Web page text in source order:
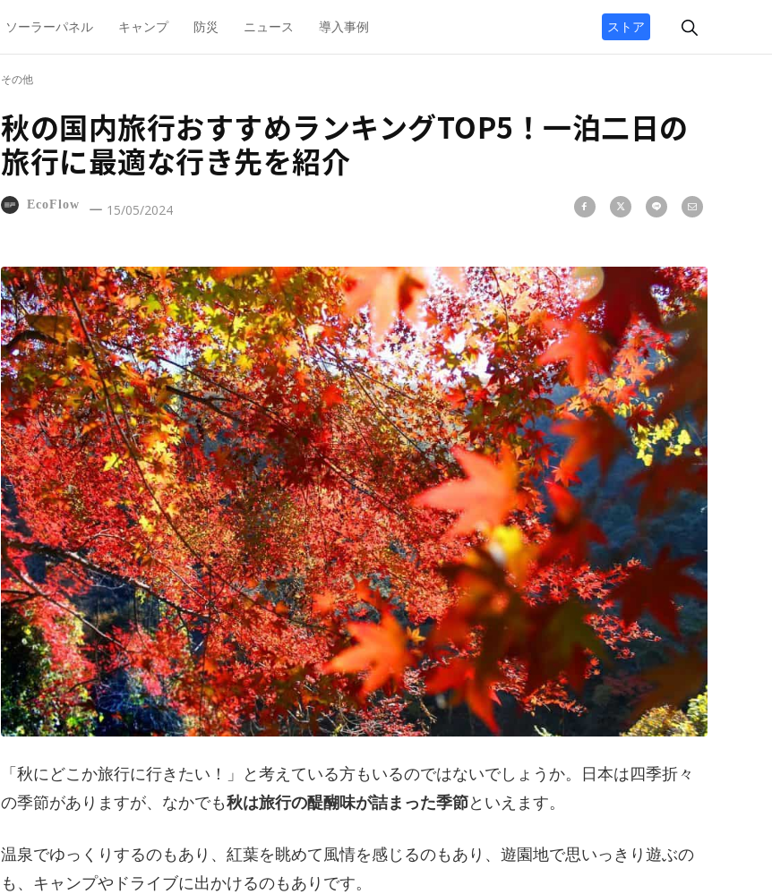
ソーラーパネル キャンプ 防災 ニュース 導入事例 ストア
その他
秋の国内旅行おすすめランキングTOP5！一泊二日の
旅行に最適な行き先を紹介
EcoFlow 15/05/2024
「秋にどこか旅行に行きたい！」と考えている方もいるのではないでしょうか。日本は四季折々
の季節がありますが、なかでも秋は旅行の醍醐味が詰まった季節といえます。
温泉でゆっくりするのもあり、紅葉を眺めて風情を感じるのもあり、遊園地で思いっきり遊ぶの
も、キャンプやドライブに出かけるのもありです。